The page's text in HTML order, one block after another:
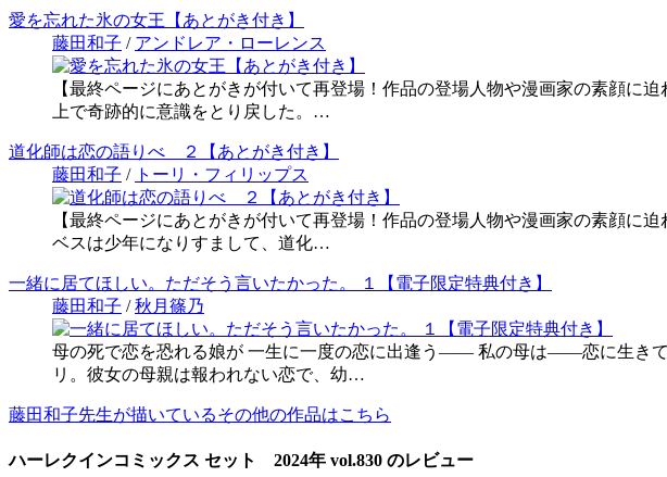
愛を忘れた氷の女王【あとがき付き】
藤田和子 / アンドレア・ローレンス
【最終ページにあとがきが付いて再登場！作品の登場人物や漫画家の素顔に
上で奇跡的に意識をとり戻した。…
道化師は恋の語りべ ２【あとがき付き】
藤田和子 / トーリ・フィリップス
【最終ページにあとがきが付いて再登場！作品の登場人物や漫画家の素顔に
ベスは少年になりすまして、道化…
一緒に居てほしい。ただそう言いたかった。 １【電子限定特典付き】
藤田和子 /秋月篠乃
母の死で恋を恐れる娘が 一生に一度の恋に出逢う―― 私の母は――恋に生き
リ。彼女の母親は報われない恋で、幼…
藤田和子先生が描いているその他の作品はこちら
ハーレクインコミックス セット 2024年 vol.830 のレビュー